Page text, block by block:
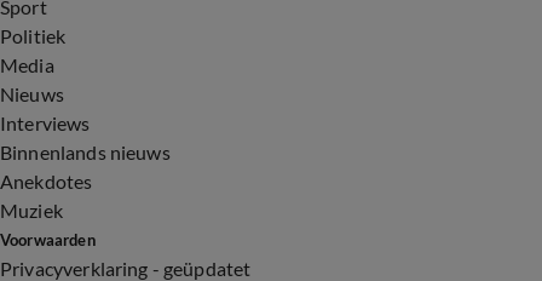
Sport
Politiek
Media
Nieuws
Interviews
Binnenlands nieuws
Anekdotes
Muziek
Voorwaarden
Privacyverklaring - geüpdatet